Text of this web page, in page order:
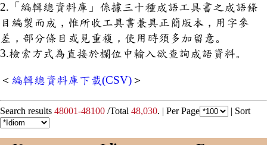
2.「編輯總資料庫」係據三十種成語工具書之成語條
目編製而成，惟所收工具書兼具正簡版本，用字參
差，部分條目或見重複，使用時須多加留意。
3.檢索方式為直接於欄位中輸入欲查詢成語資料。
＜ 編輯總資料庫下載(CSV)＞
Search results 48001-48100 /Total 48,030. | Per Page | Sort